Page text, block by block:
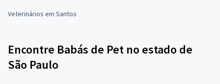
Veterinários em Santos
Encontre Babás de Pet no estado de
São Paulo